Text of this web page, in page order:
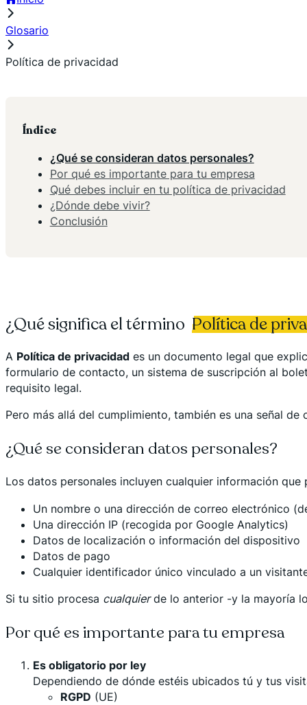
Glosario
Política de privacidad
¿Qué significa el término Política de
A Política de privacidad es un documento legal que
formulario de contacto, un sistema de suscripción al
requisito legal.
Pero más allá del cumplimiento, también es una señal
¿Qué se consideran datos personales?
Los datos personales incluyen cualquier información
Un nombre o una dirección de correo electrónico
Una dirección IP (recogida por Google Analytics)
Datos de localización o información del dispositivo
Datos de pago
Cualquier identificador único vinculado a un
Si tu sitio procesa cualquierde lo anterior -y la mayoría
Por qué es importante para tu empresa
Es obligatorio por ley
Dependiendo de dónde estéis ubicados tú y tus
RGPD (UE)
Índice
¿Qué se consideran datos personales?
Por qué es importante para tu empresa
Qué debes incluir en tu política de privacidad
¿Dónde debe vivir?
Conclusión